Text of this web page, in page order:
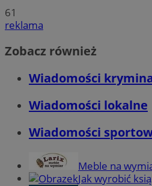
61
reklama
Zobacz również
Wiadomości
Wiadomości lokalne
Wiadomości
Meble na
Jak wyrobić